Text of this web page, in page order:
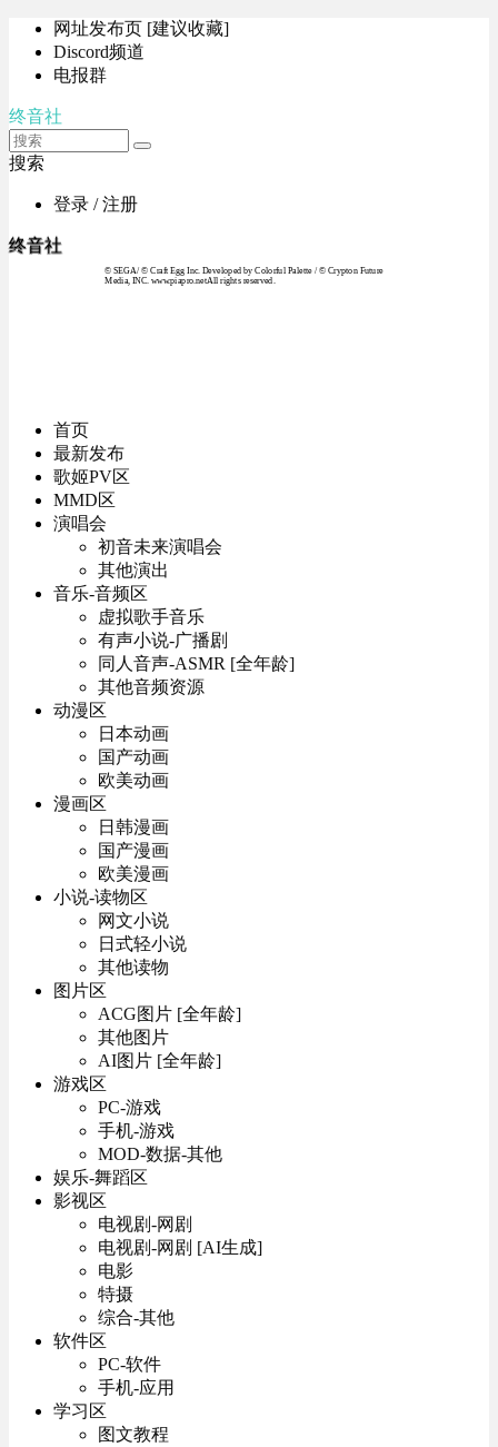
网址发布页 [建议收藏]
Discord频道
电报群
终音社
搜索
登录 / 注册
终音社
© SEGA / © Craft Egg Inc. Developed by Colorful Palette / © Crypton Future
Media, INC. www.piapro.netAll rights reserved.
首页
最新发布
歌姬PV区
MMD区
演唱会
初音未来演唱会
其他演出
音乐-音频区
虚拟歌手音乐
有声小说-广播剧
同人音声-ASMR [全年龄]
其他音频资源
动漫区
日本动画
国产动画
欧美动画
漫画区
日韩漫画
国产漫画
欧美漫画
小说-读物区
网文小说
日式轻小说
其他读物
图片区
ACG图片 [全年龄]
其他图片
AI图片 [全年龄]
游戏区
PC-游戏
手机-游戏
MOD-数据-其他
娱乐-舞蹈区
影视区
电视剧-网剧
电视剧-网剧 [AI生成]
电影
特摄
综合-其他
软件区
PC-软件
手机-应用
学习区
图文教程